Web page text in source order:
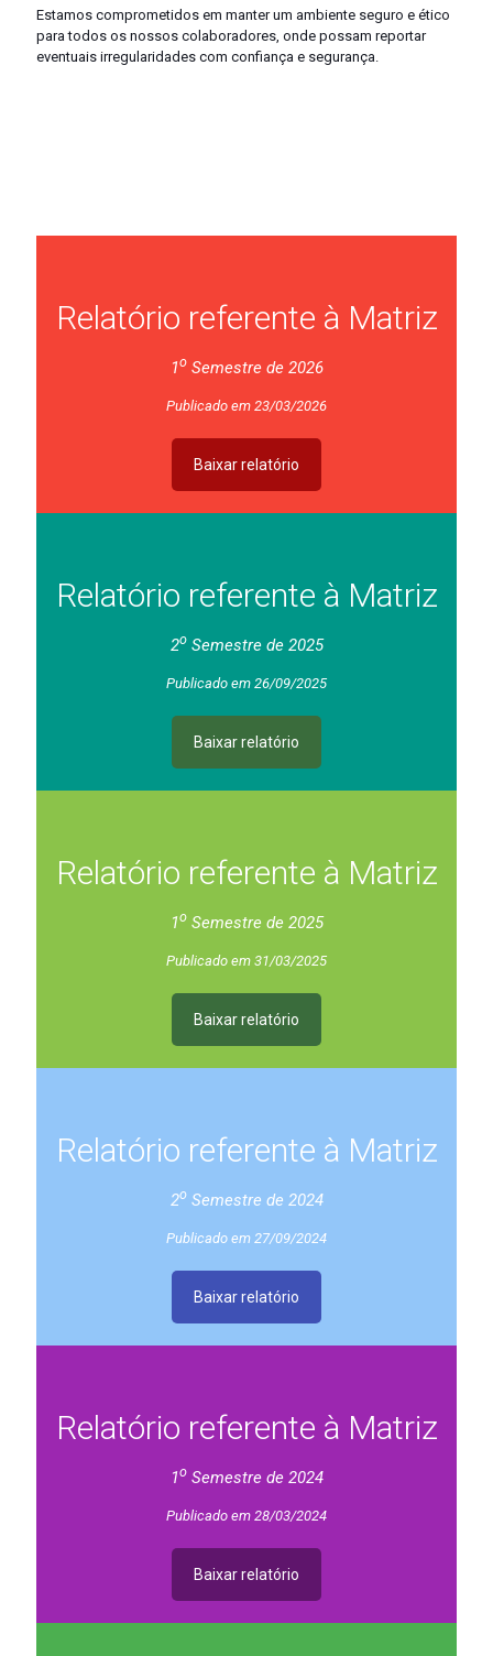
Estamos comprometidos em manter um ambiente seguro e ético
para todos os nossos colaboradores, onde possam reportar
eventuais irregularidades com confiança e segurança.
Relatório referente à Matriz
1oSemestre de 2026
Publicado em 23/03/2026
Baixar relatório
Relatório referente à Matriz
2oSemestre de 2025
Publicado em 26/09/2025
Baixar relatório
Relatório referente à Matriz
1oSemestre de 2025
Publicado em 31/03/2025
Baixar relatório
Relatório referente à Matriz
2oSemestre de 2024
Publicado em 27/09/2024
Baixar relatório
Relatório referente à Matriz
1oSemestre de 2024
Publicado em 28/03/2024
Baixar relatório